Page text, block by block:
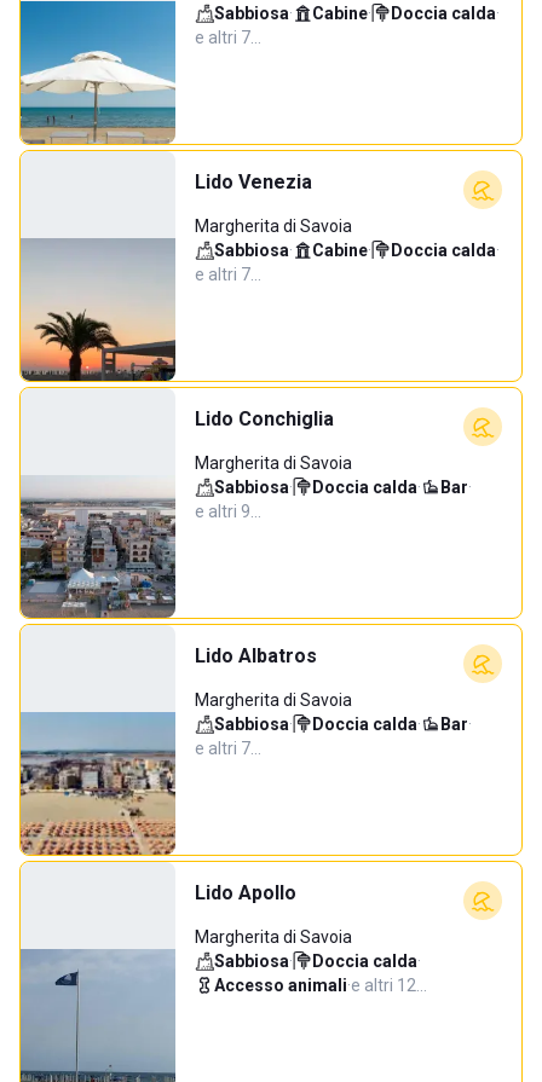
Sabbiosa· Cabine· Doccia calda·
e altri 7…
Lido Venezia
Margherita di Savoia
Sabbiosa· Cabine· Doccia calda·
e altri 7…
Lido Conchiglia
Margherita di Savoia
Sabbiosa· Doccia calda· Bar·
e altri 9…
Lido Albatros
Margherita di Savoia
Sabbiosa· Doccia calda· Bar·
e altri 7…
Lido Apollo
Margherita di Savoia
Sabbiosa· Doccia calda·
Accesso animali·e altri 12…